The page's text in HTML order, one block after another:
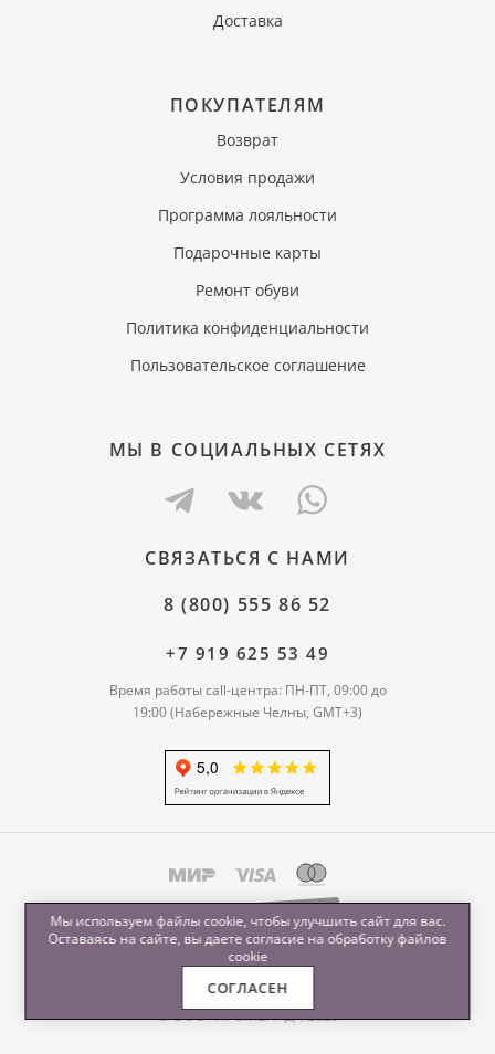
Доставка
ПОКУПАТЕЛЯМ
Возврат
Условия продажи
Программа лояльности
Подарочные карты
Ремонт обуви
Политика конфиденциальности
Пользовательское соглашение
МЫ В СОЦИАЛЬНЫХ СЕТЯХ
СВЯЗАТЬСЯ С НАМИ
8 (800) 555 86 52
+7 919 625 53 49
Время работы call-центра: ПН-ПТ, 09:00 до
19:00 (Набережные Челны, GMT+3)
© ООО "ПРОМЕНАД", 2026
Мы используем файлы cookie, чтобы улучшить сайт для вас.
Оставаясь на сайте, вы даете согласие на обработкуфайлов
cookie
СОГЛАСЕН